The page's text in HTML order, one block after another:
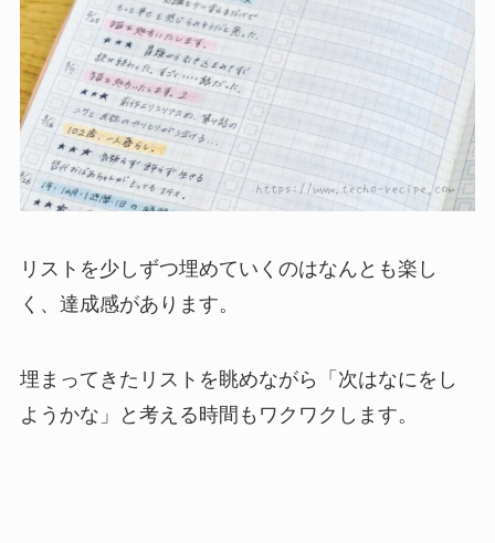
リストを少しずつ埋めていくのはなんとも楽し
く、達成感があります。
埋まってきたリストを眺めながら「次はなにをし
ようかな」と考える時間もワクワクします。